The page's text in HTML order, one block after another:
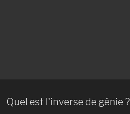
Quel est l'inverse de génie ?